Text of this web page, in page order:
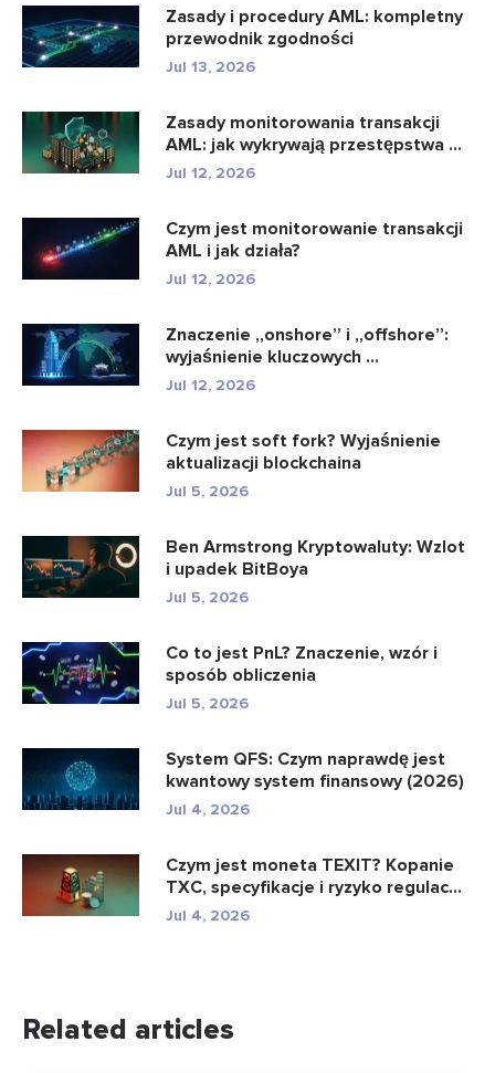
Zasady i procedury AML: kompletny
przewodnik zgodności
Jul 13, 2026
Zasady monitorowania transakcji
AML: jak wykrywają przestępstwa ...
Jul 12, 2026
Czym jest monitorowanie transakcji
AML i jak działa?
Jul 12, 2026
Znaczenie „onshore” i „offshore”:
wyjaśnienie kluczowych ...
Jul 12, 2026
Czym jest soft fork? Wyjaśnienie
aktualizacji blockchaina
Jul 5, 2026
Ben Armstrong Kryptowaluty: Wzlot
i upadek BitBoya
Jul 5, 2026
Co to jest PnL? Znaczenie, wzór i
sposób obliczenia
Jul 5, 2026
System QFS: Czym naprawdę jest
kwantowy system finansowy (2026)
Jul 4, 2026
Czym jest moneta TEXIT? Kopanie
TXC, specyfikacje i ryzyko regulac...
Jul 4, 2026
Related articles